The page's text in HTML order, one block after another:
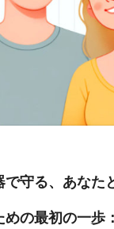
で守る、あなた
めの最初の一歩